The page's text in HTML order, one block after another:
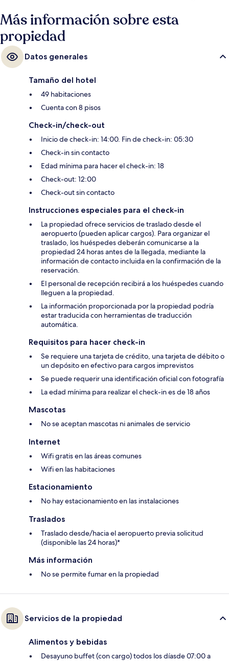
minutos y Estación de teleférico de Taşkışla está a 10 minutos.
Más información sobre esta
propiedad
Datos generales
Tamaño del hotel
49 habitaciones
Cuenta con 8 pisos
Check-in/check-out
Inicio de check-in: 14:00. Fin de check-in: 05:30
Check-in sin contacto
Edad mínima para hacer el check-in: 18
Check-out: 12:00
Check-out sin contacto
Instrucciones especiales para el check-in
La propiedad ofrece servicios de traslado desde el
aeropuerto (pueden aplicar cargos). Para organizar el
traslado, los huéspedes deberán comunicarse a la
propiedad 24 horas antes de la llegada, mediante la
información de contacto incluida en la confirmación de la
reservación.
El personal de recepción recibirá a los huéspedes cuando
lleguen a la propiedad.
La información proporcionada por la propiedad podría
estar traducida con herramientas de traducción
automática.
Requisitos para hacer check-in
Se requiere una tarjeta de crédito, una tarjeta de débito o
un depósito en efectivo para cargos imprevistos
Se puede requerir una identificación oficial con fotografía
La edad mínima para realizar el check-in es de 18 años
Mascotas
No se aceptan mascotas ni animales de servicio
Internet
Wifi gratis en las áreas comunes
Wifi en las habitaciones
Estacionamiento
No hay estacionamiento en las instalaciones
Traslados
Traslado desde/hacia el aeropuerto previa solicitud
(disponible las 24 horas)*
Más información
No se permite fumar en la propiedad
Servicios de la propiedad
Alimentos y bebidas
Desayuno buffet (con cargo) todos los díasde 07:00 a